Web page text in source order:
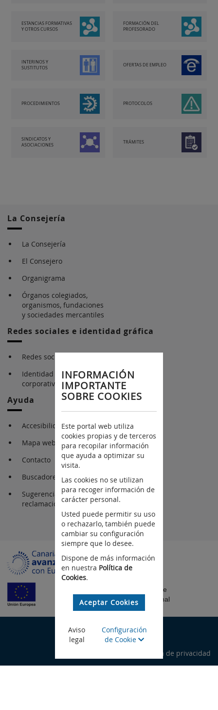
ESTANCIAS FORMATIVAS
Y OTROS CURSOS
FORMACIÓN DEL
PROFESORADO
INTERINOS Y
SUSTITUTOS
OFERTAS DE EMPLEO
PROCEDIMIENTOS PROTOCOLOS
SINDICATOS Y
ASOCIACIONES
TRÁMITES
La Consejería
La Consejería
El Consejero
Organigrama
Órganos colegiados,
organismos, fundaciones
y sociedades mercantiles
Redes sociales e identidad gráfica
Redes sociales
Identidad gráfica
corporativa
Ayuda
Accesibilidad
Mapa web
Contacto
Buscadores
Sugerencia y
reclamaciones
Fondo Europeo de
Desarrollo Regional
©Gobierno de Canarias
Política de privacidad
INFORMACIÓN
IMPORTANTE
SOBRE COOKIES
Este portal web utiliza
cookies propias y de terceros
para recopilar información
que ayuda a optimizar su
visita.
Las cookies no se utilizan
para recoger información de
carácter personal.
Usted puede permitir su uso
o rechazarlo, también puede
cambiar su configuración
siempre que lo desee.
Dispone de más información
en nuestra Política de
Cookies.
Aceptar Cookies
Aviso
legal
Configuración
de Cookie